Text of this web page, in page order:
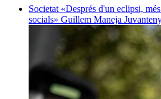
Societat «Després d'un eclipsi,
socials» Guillem Maneja